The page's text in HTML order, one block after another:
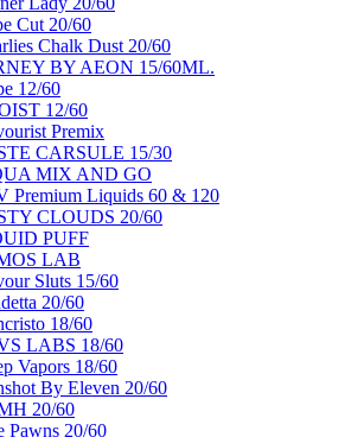
Cut 20/60
Chalk Dust 20/60
BY AEON 15/60ML.
12/60
12/60
Premix
CARSULE 15/30
MIX AND GO
Premium Liquids 60 & 120
CLOUDS 20/60
PUFF
LAB
Sluts 15/60
20/60
18/60
LABS 18/60
Vapors 18/60
By Eleven 20/60
20/60
Pawns 20/60